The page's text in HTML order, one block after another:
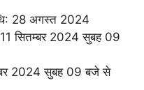
28 अगस्त 2024
11 सितम्बर 2024 सुबह 09
2024 सुबह 09 बजे से